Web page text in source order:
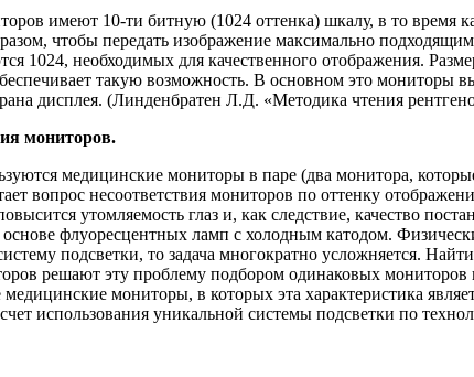
имеют 10-ти битную (1024 оттенка) шкалу, в то время
чтобы передать изображение максимально
1024, необходимых для качественного отображения.
такую возможность. В основном это мониторы
дисплея. (Линденбратен Л.Д. «Методика чтения
мониторов.
медицинские мониторы в паре (два монитора,
вопрос несоответствия мониторов по оттенку
утомляемость глаз и, как следствие, качество
основе флуоресцентных ламп с холодным катодом.
подсветки, то задача многократно усложняется.
решают эту проблему подбором одинаковых
мониторы, в которых эта характеристика
использования уникальной системы подсветки по